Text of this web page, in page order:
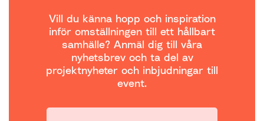
Vill du känna hopp och inspiration
inför omställningen till ett hållbart
samhälle? Anmäl dig till våra
nyhetsbrev och ta del av
projektnyheter och inbjudningar till
event.
Din email: